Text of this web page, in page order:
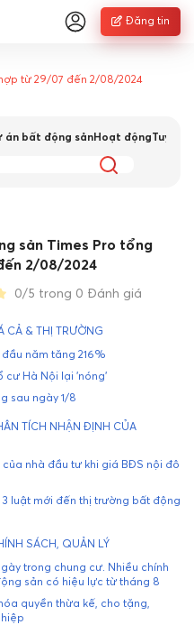
Đăng tin
từ 29/07 đến 2/08/2024
án bất động sảnHoạt độngTuyển
sản Times Pro tổng
2/08/2024
0/5 trong 0 Đánh giá
CẢ & THỊ TRƯỜNG
năm tăng 216%
cư Hà Nội lại 'nóng'
sau ngày 1/8
TÍCH NHẬN ĐỊNH CỦA
nhà đầu tư khi giá BĐS nội đô
3 luật mới đến thị trường bất động
SÁCH, QUẢN LÝ
trong chung cư. Nhiều chính
sản có hiệu lực từ tháng 8
quyền thừa kế, cho tặng,